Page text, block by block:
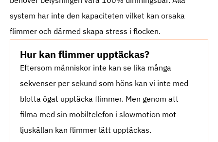
system har inte den kapaciteten vilket kan orsaka
flimmer och därmed skapa stress i flocken.
Hur kan flimmer upptäckas?
Eftersom människor inte kan se lika många
sekvenser per sekund som höns kan vi inte med
blotta ögat upptäcka flimmer. Men genom att
filma med sin mobiltelefon i slowmotion mot
ljuskällan kan flimmer lätt upptäckas.